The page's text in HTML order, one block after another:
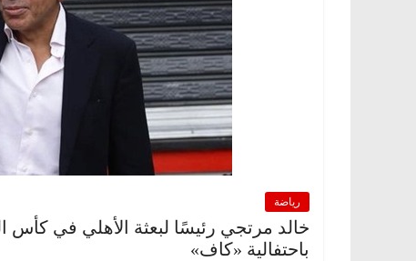
رياضة
خالد مرتجي رئيسًا لبعثة الأهلي في كأس
باحتفالية «كاف»